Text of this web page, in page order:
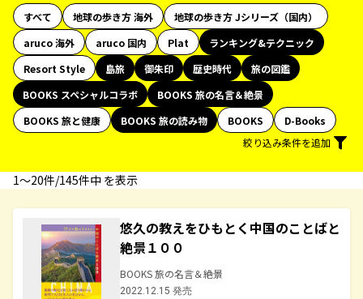
すべて 地球の歩き方 海外
地球の歩き方 Jシリーズ（国内）
aruco 海外
aruco 国内 Plat
ランキング&テクニック
Resort Style
島旅 御朱印 歴史時代
旅の図鑑
BOOKS スペシャルコラボ
BOOKS 旅の名言＆絶景
BOOKS 旅と健康
BOOKS 旅の読み物 BOOKS
D-Books
絞り込み条件を追加
1〜20件/145件中 を表示
悠久の教えをひもとく中国のことばと
絶景１００
BOOKS 旅の名言＆絶景
2022.12.15 発売